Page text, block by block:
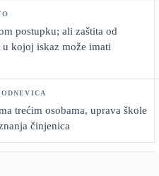
postupku; ali zaštita od
kojoj iskaz može imati
trećim osobama, uprava škole
činjenica